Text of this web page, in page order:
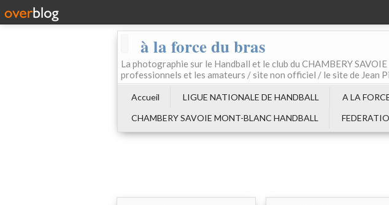
à la force du bras
La photographie sur le Handball et le club du CHAMBERY
professionnels et les amateurs / site non officiel / le site de Jean
Accueil LIGUE NATIONALE DE HANDBALL
A LA
CHAMBERY SAVOIE MONT-BLANC HANDBALL